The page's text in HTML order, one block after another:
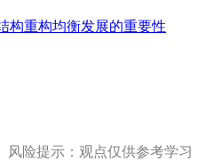
构重构均衡发展的重要性
风险提示：观点仅供参考学习